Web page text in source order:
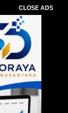
CLOSE ADS